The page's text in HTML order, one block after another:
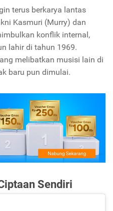
terus berkarya lantas
Kasmuri (Murry) dan
konflik internal,
lahir di tahun 1969.
melibatkan musisi lain di
baru pun dimulai.
Sendiri